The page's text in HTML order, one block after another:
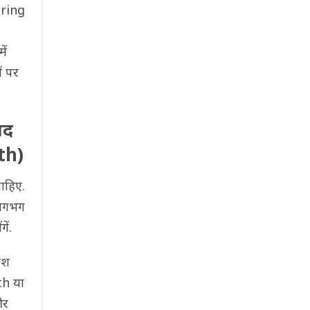
पर
या